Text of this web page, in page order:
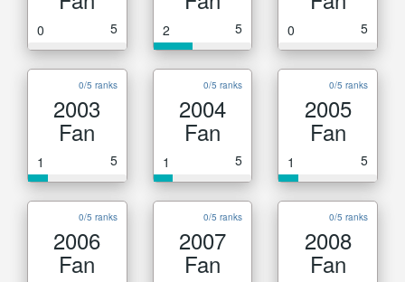
0 5 2 5 0 5
0/5 ranks
2003
Fan
1 5
0/5 ranks
2004
Fan
1 5
0/5 ranks
2005
Fan
1 5
0/5 ranks
2006
Fan
0/5 ranks
2007
Fan
0/5 ranks
2008
Fan